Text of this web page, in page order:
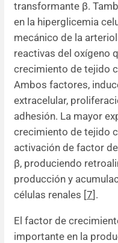
transformante β.
en la hiperglicemia
mecánico de la
reactivas del oxígeno
crecimiento de tejido
Ambos factores,
extracelular,
adhesión. La mayor
crecimiento de tejido
activación de factor
β, produciendo
producción y
células renales [7].
El factor de
importante en la